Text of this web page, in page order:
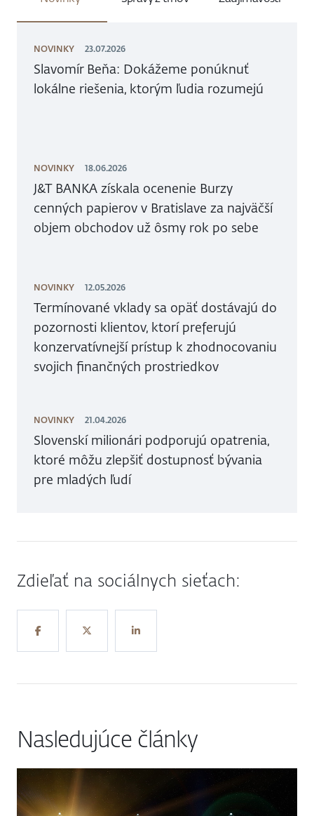
NOVINKY 23.07.2026
Slavomír Beňa: Dokážeme ponúknuť
lokálne riešenia, ktorým ľudia rozumejú
NOVINKY 18.06.2026
J&T BANKA získala ocenenie Burzy
cenných papierov v Bratislave za najväčší
objem obchodov už ôsmy rok po sebe
NOVINKY 12.05.2026
Termínované vklady sa opäť dostávajú do
pozornosti klientov, ktorí preferujú
konzervatívnejší prístup k zhodnocovaniu
svojich finančných prostriedkov
NOVINKY 21.04.2026
Slovenskí milionári podporujú opatrenia,
ktoré môžu zlepšiť dostupnosť bývania
pre mladých ľudí
Zdieľať na sociálnych sieťach:
Nasledujúce články